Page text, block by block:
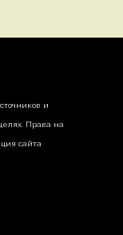
и
Права на
сайта